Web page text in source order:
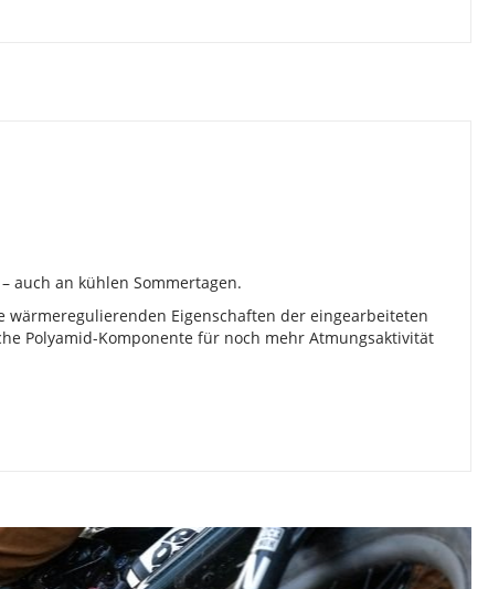
auch an kühlen Sommertagen.
wärmeregulierenden Eigenschaften der eingearbeiteten
Polyamid-Komponente für noch mehr Atmungsaktivität